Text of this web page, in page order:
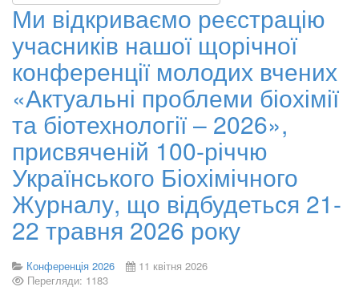
Ми відкриваємо реєстрацію
учасників нашої щорічної
конференції молодих вчених
«Актуальні проблеми біохімії
та біотехнології – 2026»,
присвяченій 100-річчю
Українського Біохімічного
Журналу, що відбудеться 21-
22 травня 2026 року
Конференція 2026
11 квітня 2026
Перегляди: 1183